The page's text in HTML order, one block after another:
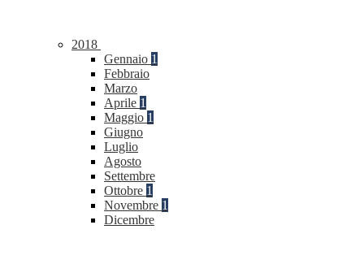
2018
Gennaio 1
Febbraio
Marzo
Aprile 1
Maggio 1
Giugno
Luglio
Agosto
Settembre
Ottobre 1
Novembre 1
Dicembre